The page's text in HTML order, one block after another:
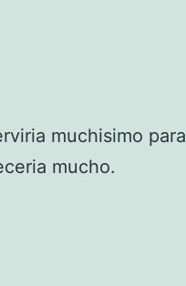
muchisimo para
mucho.